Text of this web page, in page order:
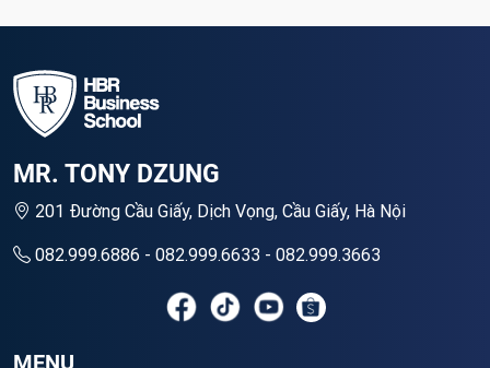
MR. TONY DZUNG
201 Đường Cầu Giấy, Dịch Vọng, Cầu Giấy, Hà Nội
082.999.6886 - 082.999.6633 - 082.999.3663